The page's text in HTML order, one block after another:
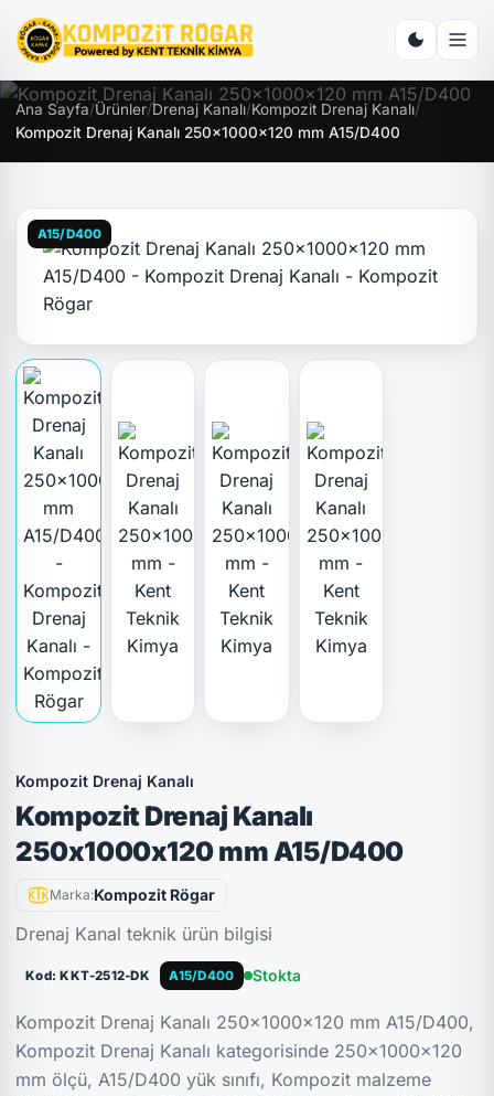
Ana Sayfa/Ürünler/Drenaj Kanalı/Kompozit Drenaj Kanalı/
Kompozit Drenaj Kanalı 250x1000x120 mm A15/D400
A15/D400
Kompozit Drenaj Kanalı
Kompozit Drenaj Kanalı
250x1000x120 mm A15/D400
Marka:Kompozit Rögar
Drenaj Kanal teknik ürün bilgisi
Kod: KKT-2512-DK A15/D400 Stokta
Kompozit Drenaj Kanalı 250x1000x120 mm A15/D400,
Kompozit Drenaj Kanalı kategorisinde 250x1000x120
mm ölçü, A15/D400 yük sınıfı, Kompozit malzeme